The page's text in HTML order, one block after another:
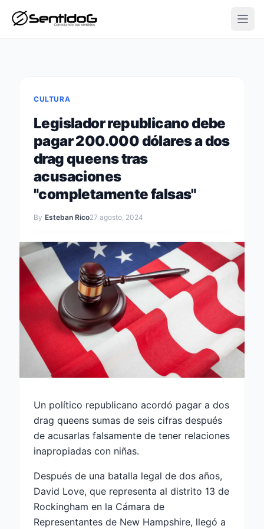
CULTURA
Legislador republicano debe
pagar 200.000 dólares a dos
drag queens tras
acusaciones
"completamente falsas"
By Esteban Rico27 agosto, 2024
Un político republicano acordó pagar a dos
drag queens sumas de seis cifras después
de acusarlas falsamente de tener relaciones
inapropiadas con niñas.
Después de una batalla legal de dos años,
David Love, que representa al distrito 13 de
Rockingham en la Cámara de
Representantes de New Hampshire, llegó a